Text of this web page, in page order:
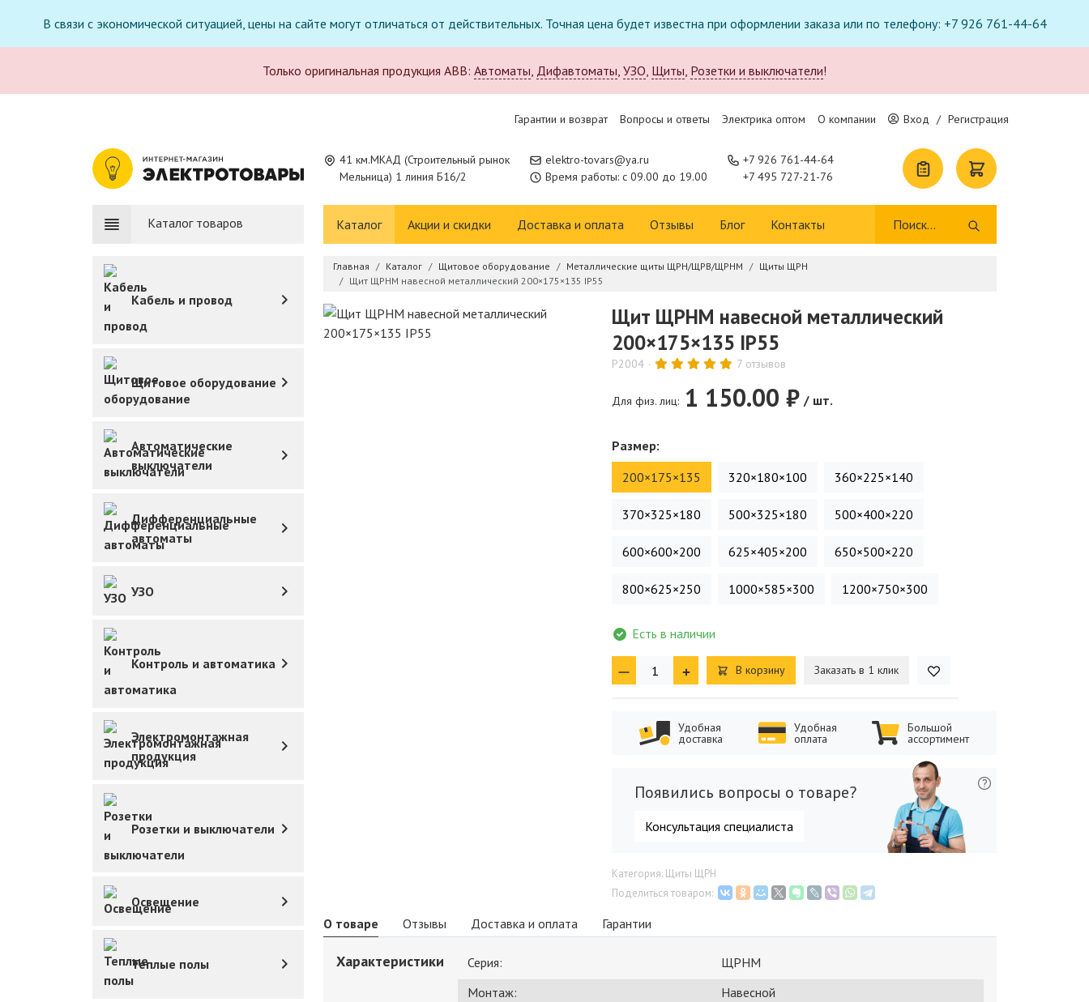
В связи с экономической ситуацией, цены на сайте могут отличаться от действительных. Точная цена будет известна при оформлении заказа или по телефону: +7 926 761-44-64
Только оригинальная продукция ABB: Автоматы, Дифавтоматы, УЗО, Щиты, Розетки и выключатели!
Гарантии и возврат Вопросы и ответы Электрика оптом О компании Вход / Регистрация
41 км.МКАД (Строительный рынок
Мельница) 1 линия Б16/2
elektro-tovars@ya.ru
Время работы: с 09.00 до 19.00
+7 926 761-44-64
+7 495 727-21-76
Каталог товаров Каталог Акции и скидки Доставка и оплата Отзывы Блог Контакты
Кабель и провод
Щитовое оборудование
Автоматические
выключатели
Дифференциальные
автоматы
УЗО
Контроль и автоматика
Электромонтажная
продукция
Розетки и выключатели
Освещение
Теплые полы
Главная Каталог Щитовое оборудование Металлические щиты ЩРН/ЩРВ/ЩРНМ
Щиты ЩРН
Щит ЩРНМ навесной металлический 200×175×135 IP55
Щит ЩРНМ навесной металлический
200×175×135 IP55
P2004 7 отзывов
Для физ. лиц: 1 150.00 ₽ / шт.
Размер:
200×175×135
320×180×100 360×225×140
370×325×180 500×325×180 500×400×220
600×600×200 625×405×200 650×500×220
800×625×250 1000×585×300 1200×750×300
Есть в наличии
В корзину Заказать в 1 клик
Удобная
доставка
Удобная
оплата
Большой
ассортимент
Появились вопросы о товаре?
Консультация специалиста
Категория: Щиты ЩРН
Поделиться товаром:
О товаре Отзывы Доставка и оплата Гарантии
Характеристики Серия:
ЩРНМ
Монтаж:
Навесной